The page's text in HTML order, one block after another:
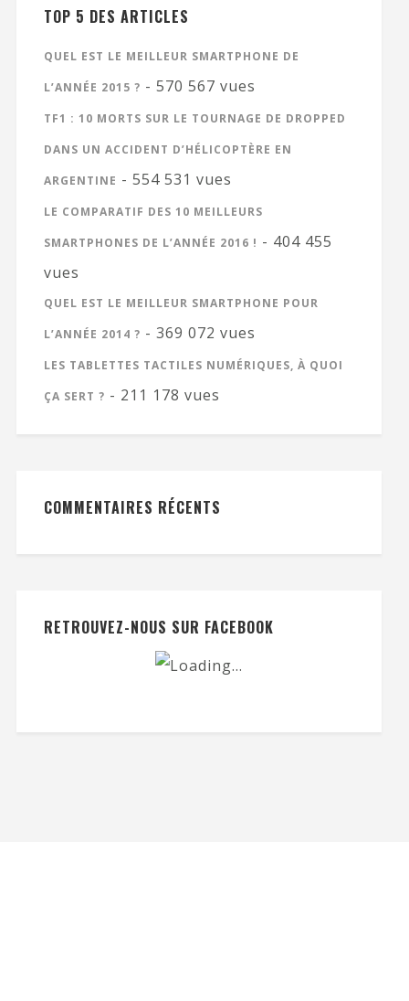
TOP 5 DES ARTICLES
QUEL EST LE MEILLEUR SMARTPHONE DE
L’ANNÉE 2015 ? - 570 567 vues
TF1 : 10 MORTS SUR LE TOURNAGE DE DROPPED
DANS UN ACCIDENT D’HÉLICOPTÈRE EN
ARGENTINE - 554 531 vues
LE COMPARATIF DES 10 MEILLEURS
SMARTPHONES DE L’ANNÉE 2016 ! - 404 455
vues
QUEL EST LE MEILLEUR SMARTPHONE POUR
L’ANNÉE 2014 ? - 369 072 vues
LES TABLETTES TACTILES NUMÉRIQUES, À QUOI
ÇA SERT ? - 211 178 vues
COMMENTAIRES RÉCENTS
RETROUVEZ-NOUS SUR FACEBOOK